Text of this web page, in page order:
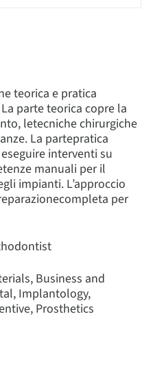
teorica e pratica
parte teorica copre la
letecniche chirurgiche
La partepratica
interventi su
manuali per il
impianti. L’approccio
per
Business and
Implantology,
Prosthetics